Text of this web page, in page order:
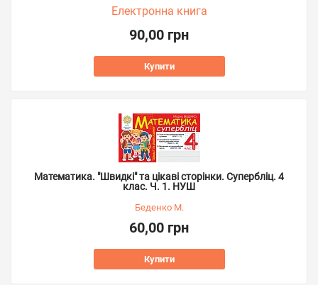
Електронна книга
90,00 грн
Купити
Математика. "Швидкі" та цікаві сторінки. Супербліц. 4
клас. Ч. 1. НУШ
Беденко М.
60,00 грн
Купити